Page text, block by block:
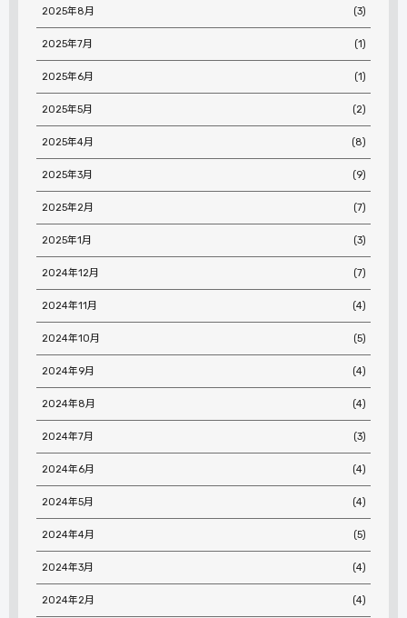
2025年8月 (3)
2025年7月 (1)
2025年6月 (1)
2025年5月 (2)
2025年4月 (8)
2025年3月 (9)
2025年2月 (7)
2025年1月 (3)
2024年12月 (7)
2024年11月 (4)
2024年10月 (5)
2024年9月 (4)
2024年8月 (4)
2024年7月 (3)
2024年6月 (4)
2024年5月 (4)
2024年4月 (5)
2024年3月 (4)
2024年2月 (4)